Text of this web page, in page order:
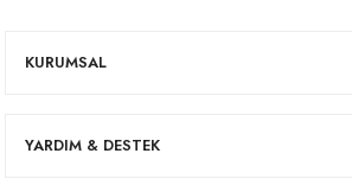
KURUMSAL
YARDIM & DESTEK